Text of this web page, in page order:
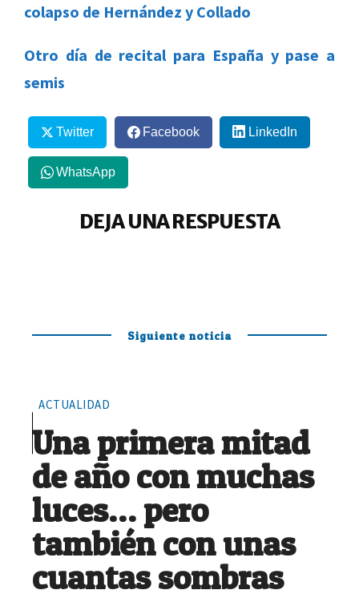
colapso de Hernández y Collado
Otro día de recital para España y pase a
semis
Twitter Facebook LinkedIn
WhatsApp
DEJA UNA RESPUESTA
Siguiente noticia
ACTUALIDAD
Una primera mitad
de año con muchas
luces… pero
también con unas
cuantas sombras